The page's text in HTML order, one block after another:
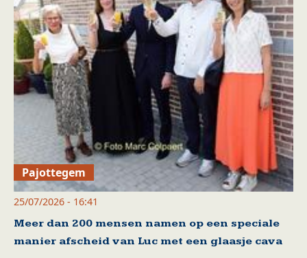
Pajottegem
25/07/2026 - 16:41
Meer dan 200 mensen namen op een speciale
manier afscheid van Luc met een glaasje cava